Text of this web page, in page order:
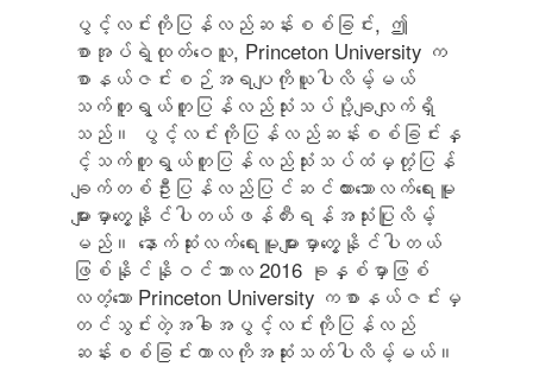
ပွင့်လင်းကိုပြန်လည်ဆန်းစစ်ခြင်း, ဤ
စာအုပ်ရဲ့ထုတ်ဝေသူ, Princeton University က
စာနယ်ဇင်းစဉ်အရပျကိုယူပါလိမ့်မယ်
သက်တူရွယ်တူပြန်လည်သုံးသပ်ပို့ချလျက်ရှိ
သည်။ ပွင့်လင်းကိုပြန်လည်ဆန်းစစ်ခြင်းနှ
င့်သက်တူရွယ်တူပြန်လည်သုံးသပ်ထံမှတုံ့ပြန်
ချက်တစ်ဦးပြန်လည်ပြင်ဆင်ထားသောလက်ရေးမူ
များမှာတွေ့နိုင်ပါတယ်ဖန်တီးရန်အသုံးပြုလိမ့်
မည်။ နောက်ဆုံးလက်ရေးမူများမှာတွေ့နိုင်ပါတယ်
ဖြစ်နိုင်နိုဝင်ဘာလ 2016 ခုနှစ်မှာဖြစ်
လတံ့သော Princeton University ကစာနယ်ဇင်းမှ
တင်သွင်းတဲ့အခါအပွင့်လင်းကိုပြန်လည်
ဆန်းစစ်ခြင်းကာလကိုအဆုံးသတ်ပါလိမ့်မယ်။